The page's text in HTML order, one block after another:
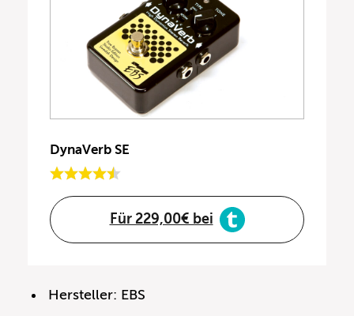
DynaVerb SE
Für 229,00€ bei
Hersteller: EBS